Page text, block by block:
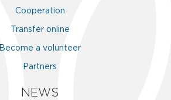
Cooperation
Transfer online
Become a volunteer
Partners
NEWS